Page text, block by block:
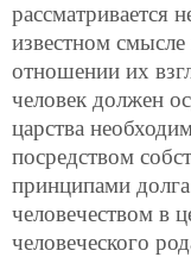
рассматривается
известном
отношении их
человек должен
царства
посредством
принципами долга
человечеством в
человеческого